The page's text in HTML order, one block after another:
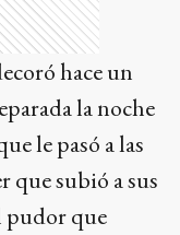
hace un
la noche
le pasó a las
que subió a sus
pudor que